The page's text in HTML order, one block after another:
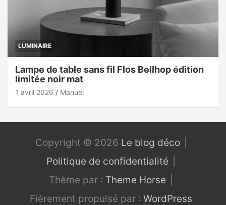
LUMINAIRE
Lampe de table sans fil Flos Bellhop édition
limitée noir mat
1 avril 2026 Manuel
Copyright © 2026 Le blog déco
Politique de confidentialité
Thème par : Theme Horse
Fièrement propulsé par : WordPress